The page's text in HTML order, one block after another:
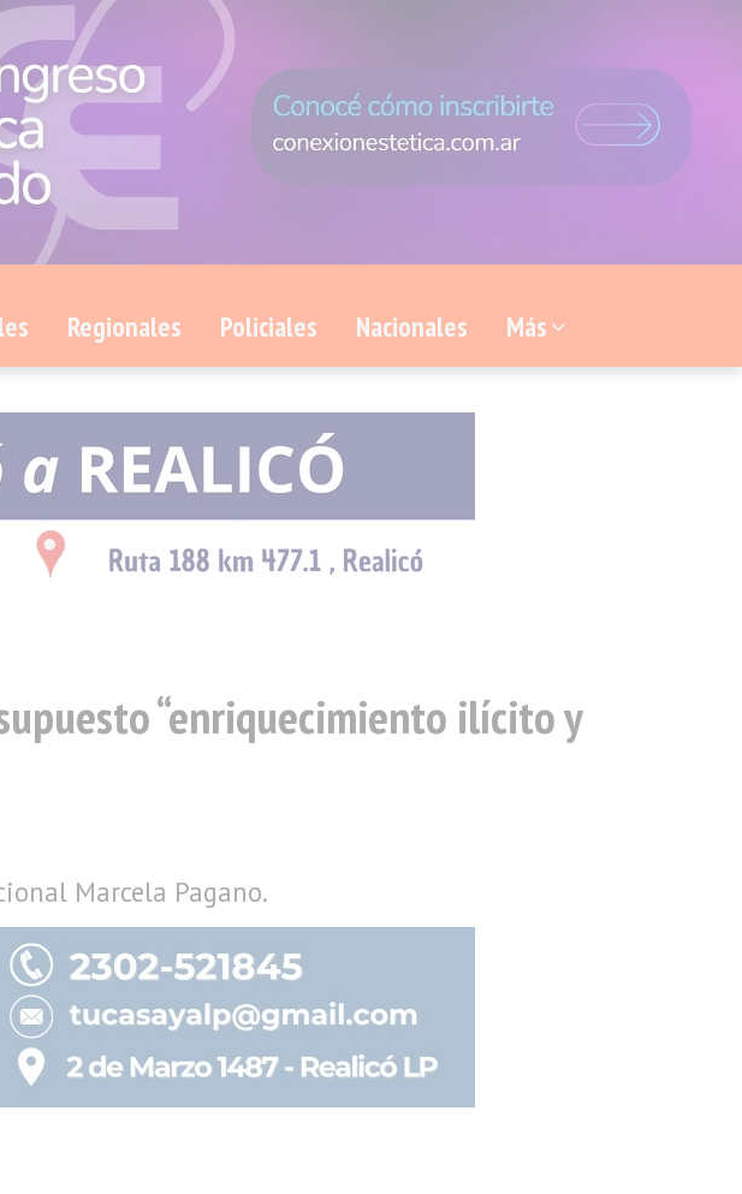
Regionales Policiales Nacionales Más
“enriquecimiento ilícito y
Marcela Pagano.